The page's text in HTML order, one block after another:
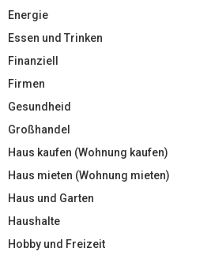
Energie
Essen und Trinken
Finanziell
Firmen
Gesundheid
Großhandel
Haus kaufen (Wohnung kaufen)
Haus mieten (Wohnung mieten)
Haus und Garten
Haushalte
Hobby und Freizeit